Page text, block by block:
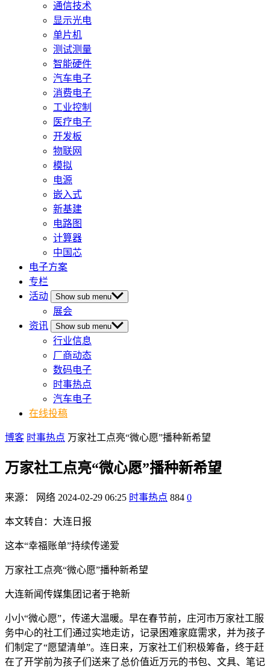
通信技术
显示光电
单片机
测试测量
智能硬件
汽车电子
消费电子
工业控制
医疗电子
开发板
物联网
模拟
电源
嵌入式
新基建
电路图
计算器
中国芯
电子方案
专栏
活动
Show sub menu
展会
资讯
Show sub menu
行业信息
厂商动态
数码电子
时事热点
汽车电子
在线投稿
博客 时事热点 万家社工点亮“微心愿”播种新希望
万家社工点亮“微心愿”播种新希望
来源： 网络 2024-02-29 06:25 时事热点 884 0
本文转自：大连日报
这本“幸福账单”持续传递爱
万家社工点亮“微心愿”播种新希望
大连新闻传媒集团记者于艳新
小小“微心愿”，传递大温暖。早在春节前，庄河市万家社工服
务中心的社工们通过实地走访，记录困难家庭需求，并为孩子
们制定了“愿望清单”。连日来，万家社工们积极筹备，终于赶
在了开学前为孩子们送来了总价值近万元的书包、文具、笔记